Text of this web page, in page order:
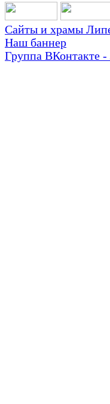
Сайты и храмы
Наш баннер
Группа ВКонтакте